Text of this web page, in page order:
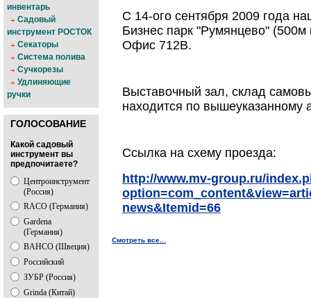
инвентарь
Садовый
инструмент РОСТОК
Секаторы
Система полива
Сучкорезы
Удлиняющие
ручки
ГОЛОСОВАНИЕ
Какой садовый
инструмент вы
предпочитаете?
Центроинструмент
(Россия)
RACO (Германия)
Gardena
(Германия)
BAHCO (Швеция)
Российский
ЗУБР (Россия)
Grinda (Китай)
С 14-ого сентября 2009 года
Бизнес парк "Румянцево"
Офис 712В.
Выставочный зал, склад
находится по вышеуказанному
Ссылка на схему проезда:
http://www.mv-group.ru/
news&Itemid=66
Смотреть все...